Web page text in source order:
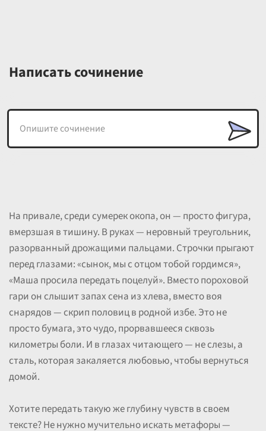
Написать сочинение
На привале, среди сумерек окопа, он — просто фигура,
вмерзшая в тишину. В руках — неровный треугольник,
разорванный дрожащими пальцами. Строчки прыгают
перед глазами: «сынок, мы с отцом тобой гордимся»,
«Маша просила передать поцелуй». Вместо пороховой
гари он слышит запах сена из хлева, вместо воя
снарядов — скрип половиц в родной избе. Это не
просто бумага, это чудо, прорвавшееся сквозь
километры боли. И в глазах читающего — не слезы, а
сталь, которая закаляется любовью, чтобы вернуться
домой.
Хотите передать такую же глубину чувств в своем
тексте? Не нужно мучительно искать метафоры —